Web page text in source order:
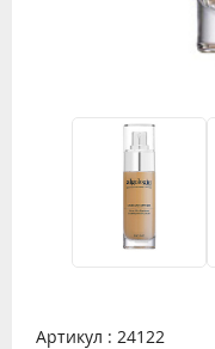
Артикул : 24122